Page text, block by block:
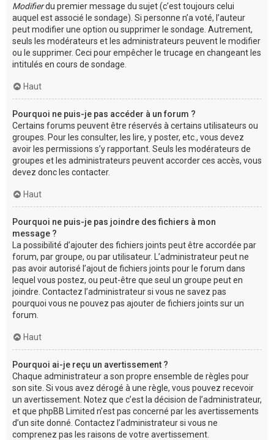
Modifierdu premier message du sujet (c’est toujours celui
auquel est associé le sondage). Si personne n’a voté, l’auteur
peut modifier une option ou supprimer le sondage. Autrement,
seuls les modérateurs et les administrateurs peuvent le modifier
ou le supprimer. Ceci pour empêcher le trucage en changeant les
intitulés en cours de sondage.
Haut
Pourquoi ne puis-je pas accéder à un forum ?
Certains forums peuvent être réservés à certains utilisateurs ou
groupes. Pour les consulter, les lire, y poster, etc., vous devez
avoir les permissions s’y rapportant. Seuls les modérateurs de
groupes et les administrateurs peuvent accorder ces accès, vous
devez donc les contacter.
Haut
Pourquoi ne puis-je pas joindre des fichiers à mon
message ?
La possibilité d’ajouter des fichiers joints peut être accordée par
forum, par groupe, ou par utilisateur. L’administrateur peut ne
pas avoir autorisé l’ajout de fichiers joints pour le forum dans
lequel vous postez, ou peut-être que seul un groupe peut en
joindre. Contactez l’administrateur si vous ne savez pas
pourquoi vous ne pouvez pas ajouter de fichiers joints sur un
forum.
Haut
Pourquoi ai-je reçu un avertissement ?
Chaque administrateur a son propre ensemble de règles pour
son site. Si vous avez dérogé à une règle, vous pouvez recevoir
un avertissement. Notez que c’est la décision de l’administrateur,
et que phpBB Limited n’est pas concerné par les avertissements
d’un site donné. Contactez l’administrateur si vous ne
comprenez pas les raisons de votre avertissement.